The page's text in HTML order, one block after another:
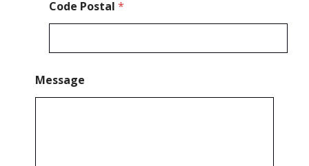
Code Postal *
Message